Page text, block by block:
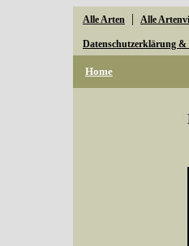
Alle Arten | Alle
Datenschutzerklärung &
Home